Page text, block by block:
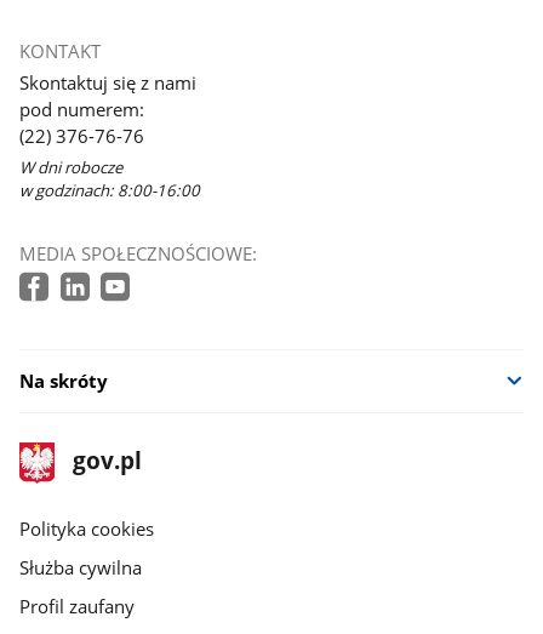
KONTAKT
Skontaktuj się z nami
pod numerem:
(22) 376-76-76
W dni robocze
w godzinach: 8:00-16:00
MEDIA SPOŁECZNOŚCIOWE:
Na skróty
stopka
gov.pl
Strona
gov.pl
gov.pl
Polityka cookies
Służba cywilna
Profil zaufany